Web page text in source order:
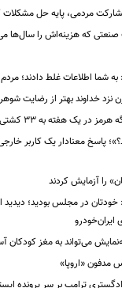
مردمی، پایه حل
شما اطلاعات غلط دادند؛
نزد خداوند بهتر از رضایت
یک هفته به ۳۳ کشتی کاهش یافت
پاسخ معنادار یک کاربر
را آزمایش کردند
در مجلس بودید؛ دیدید
ایران‌خودرو
می‌تواند به مغز کودکان
مدفون «اروپا»
ترامپ بر سر پرونده